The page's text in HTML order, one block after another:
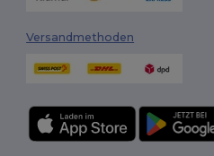
Versandmethoden